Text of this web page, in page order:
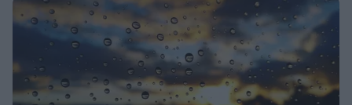
obdobju prvih sedmih mesecev mesečno brezposelnih
45.196 oseb, 0,5 % manj glede na enako obdobje leta
2025. Letos se je pri Zavodu prijavilo 1,3 % manj
brezposelnih oseb, s